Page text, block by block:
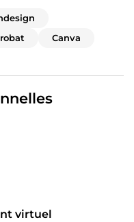
Canva
virtuel